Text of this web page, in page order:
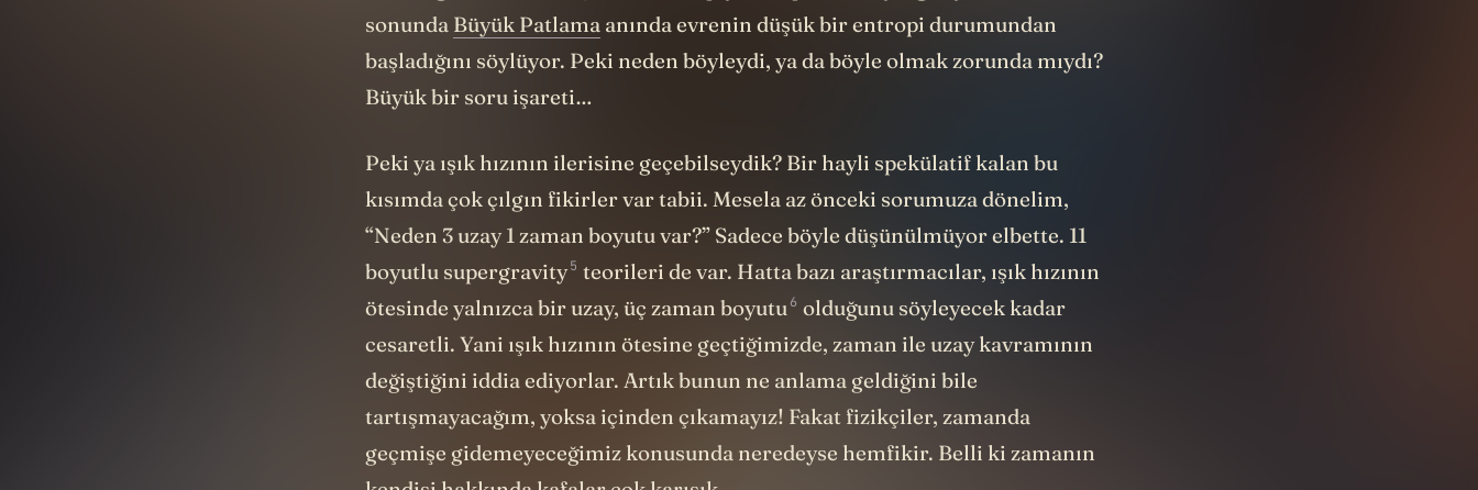
önceki gün daha da düşük bir entropiye sahipti. Bu böyle gidiyor ve en
Büyük Patlama anında evrenin düşük bir entropi durumundan
başladığını söylüyor. Peki neden böyleydi, ya da böyle olmak zorunda mıydı?
Büyük bir soru işareti…
Peki ya ışık hızının ilerisine geçebilseydik?
Bir hayli spekülatif kalan bu
kısımda çok çılgın fikirler var tabii. Mesela az önceki sorumuza dönelim,
“Neden 3 uzay 1 zaman boyutu var?” Sadece böyle düşünülmüyor elbette. 11
boyutlu
supergravity
teorileri de var. Hatta bazı araştırmacılar, ışık hızının
ötesinde yalnızca
bir uzay, üç zaman boyutu
olduğunu söyleyecek kadar
cesaretli. Yani ışık hızının ötesine geçtiğimizde, zaman ile uzay kavramının
değiştiğini iddia ediyorlar. Artık bunun ne anlama geldiğini bile
tartışmayacağım, yoksa içinden çıkamayız! Fakat fizikçiler, zamanda
geçmişe gidemeyeceğimiz konusunda neredeyse hemfikir. Belli ki zamanın